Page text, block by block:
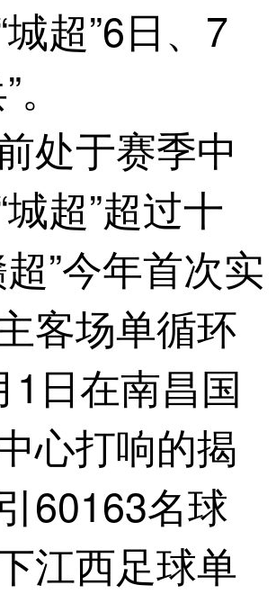
超”6日、7
于赛季中
超”超过十
”今年首次实
客场单循环
1日在南昌国
心打响的揭
60163名球
江西足球单